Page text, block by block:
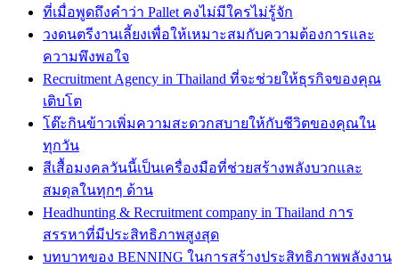
ที่เมื่อพูดถึงคำว่า Pallet คงไม่มีใครไม่รู้จัก
วงดนตรีงานเลี้ยงเพื่อให้เหมาะสมกับความต้องการและ
ความพึงพอใจ
Recruitment Agency in Thailand ที่จะช่วยให้ธุรกิจของคุณ
เติบโต
โต๊ะกินข้าวเพิ่มความสะดวกสบายให้กับชีวิตของคุณใน
ทุกวัน
สีเสื้อมงคลวันนี้เป็นเครื่องมือที่ช่วยสร้างพลังบวกและ
สมดุลในทุกๆ ด้าน
Headhunting & Recruitment company in Thailand การ
สรรหาที่มีประสิทธิภาพสูงสุด
บทบาทของ BENNING ในการสร้างประสิทธิภาพพลังงาน